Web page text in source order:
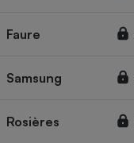
Faure
Samsung
Rosières